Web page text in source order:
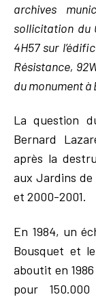
archives
sollicitation du
4H57 sur
Résistance,
du monument à
La question
Bernard
après la
aux Jardins de
et 2000-2001.
En 1984, un
Bousquet et
aboutit en
pour